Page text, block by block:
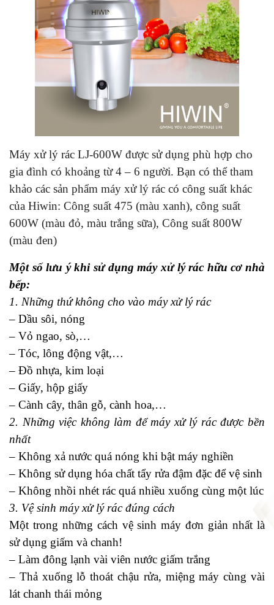
Máy xử lý rác LJ-600W được sử dụng phù hợp cho
gia đình có khoảng từ 4 – 6 người. Bạn có thể tham
khảo các sản phẩm máy xử lý rác có công suất khác
của Hiwin: Công suất 475 (màu xanh), công suất
600W (màu đỏ, màu trắng sữa), Công suất 800W
(màu đen)
Một số lưu ý khi sử dụng máy xử lý rác hữu cơ nhà
bếp:
1. Những thứ không cho vào máy xử lý rác
– Dầu sôi, nóng
– Vỏ ngao, sò,…
– Tóc, lông động vật,…
– Đồ nhựa, kim loại
– Giấy, hộp giấy
– Cành cây, thân gỗ, cành hoa,…
2. Những việc không làm để máy xử lý rác được bền
nhất
– Không xả nước quá nóng khi bật máy nghiền
– Không sử dụng hóa chất tẩy rửa đậm đặc để vệ sinh
– Không nhồi nhét rác quá nhiều xuống cùng một lúc
3. Vệ sinh máy xử lý rác đúng cách
Một trong những cách vệ sinh máy đơn giản nhất là
sử dụng giấm và chanh!
– Làm đông lạnh vài viên nước giấm trắng
– Thả xuống lỗ thoát chậu rửa, miệng máy cùng vài
lát chanh thái mỏng